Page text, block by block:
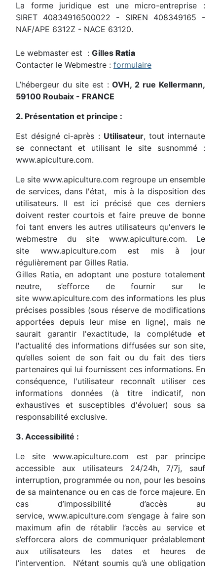
La forme juridique est une micro-entreprise :
SIRET 40834916500022 - SIREN 408349165 -
NAF/APE 6312Z - NACE 63120.
Le webmaster est : Gilles Ratia
Contacter le Webmestre : formulaire
L’hébergeur du site est :OVH, 2 rue Kellermann,
59100 Roubaix - FRANCE
2. Présentation et principe :
Est désigné ci-après : Utilisateur, tout internaute
se connectant et utilisant le site susnommé :
www.apiculture.com.
Le site www.apiculture.com regroupe un ensemble
de services, dans l'état, mis à la disposition des
utilisateurs. Il est ici précisé que ces derniers
doivent rester courtois et faire preuve de bonne
foi tant envers les autres utilisateurs qu'envers le
webmestre du site www.apiculture.com. Le
site www.apiculture.com est mis à jour
régulièrement par Gilles Ratia.
Gilles Ratia, en adoptant une posture totalement
neutre, s’efforce de fournir sur le
site www.apiculture.com des informations les plus
précises possibles (sous réserve de modifications
apportées depuis leur mise en ligne), mais ne
saurait garantir l'exactitude, la complétude et
l'actualité des informations diffusées sur son site,
qu’elles soient de son fait ou du fait des tiers
partenaires qui lui fournissent ces informations. En
conséquence, l'utilisateur reconnaît utiliser ces
informations données (à titre indicatif, non
exhaustives et susceptibles d'évoluer) sous sa
responsabilité exclusive.
3. Accessibilité :
Le site www.apiculture.com est par principe
accessible aux utilisateurs 24/24h, 7/7j, sauf
interruption, programmée ou non, pour les besoins
de sa maintenance ou en cas de force majeure. En
cas d’impossibilité d’accès au
service, www.apiculture.com s’engage à faire son
maximum afin de rétablir l’accès au service et
s’efforcera alors de communiquer préalablement
aux utilisateurs les dates et heures de
l’intervention. N’étant soumis qu’à une obligation